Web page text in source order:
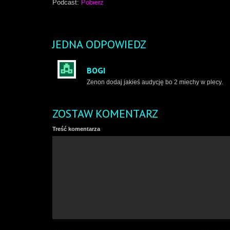
Podcast: Pobierz
JEDNA ODPOWIEDZ
BOGI
Zenon dodaj jakieś audycję bo 2 miechy w plecy.
ZOSTAW KOMENTARZ
Treść komentarza